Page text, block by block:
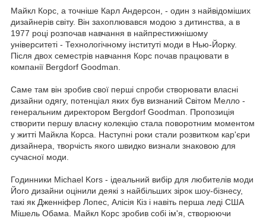
Майкл Корс, а точніше Карл Андерсон, - один з найвідоміших
дизайнерів світу. Він захоплювався модою з дитинства, а в
1977 році розпочав навчання в найпрестижнішому
університеті - Технологічному інституті моди в Нью-Йорку.
Після двох семестрів навчання Корс почав працювати в
компанії Bergdorf Goodman.
Саме там він зробив свої перші спроби створювати власні
дизайни одягу, потенціал яких був визнаний Світом Мелло -
генеральним директором Bergdorf Goodman. Пропозиція
створити першу власну колекцію стала поворотним моментом
у житті Майкла Корса. Наступні роки стали розвитком кар'єри
дизайнера, творчість якого швидко визнали знаковою для
сучасної моди.
Годинники Michael Kors - ідеальний вибір для любителів моди
Його дизайни оцінили деякі з найбільших зірок шоу-бізнесу,
такі як Дженніфер Лопес, Алісія Кіз і навіть перша леді США
Мішель Обама. Майкл Корс зробив собі ім'я, створюючи